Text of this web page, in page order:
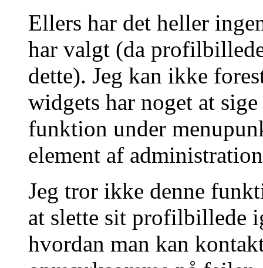
Ellers har det heller
har valgt (da
dette). Jeg kan ikke
widgets har noget at
funktion under
element af
Jeg tror ikke denne
at slette sit profilbillede
hvordan man kan